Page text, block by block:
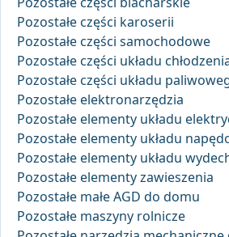
Pozostałe części karoserii
Pozostałe części samochodowe
Pozostałe części układu
Pozostałe części układu
Pozostałe elektronarzędzia
Pozostałe elementy układu
Pozostałe elementy układu
Pozostałe elementy układu
Pozostałe elementy zawieszenia
Pozostałe małe AGD do domu
Pozostałe maszyny rolnicze